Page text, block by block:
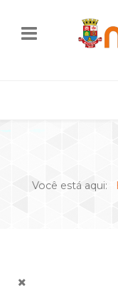
Você está aqui: